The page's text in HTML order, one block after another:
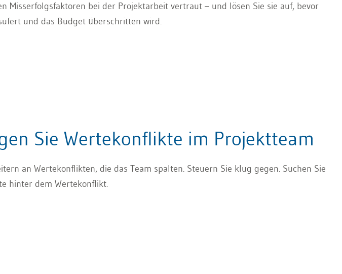
Misserfolgsfaktoren bei der Projektarbeit vertraut – und lösen Sie sie auf, bevor
und das Budget überschritten wird.
Sie Wertekonflikte im Projektteam
an Wertekonflikten, die das Team spalten. Steuern Sie klug gegen. Suchen Sie
hinter dem Wertekonflikt.